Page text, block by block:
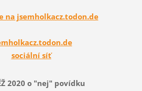
na jsemholkacz.todon.de
sociální síť
2020 o "nej" povídku